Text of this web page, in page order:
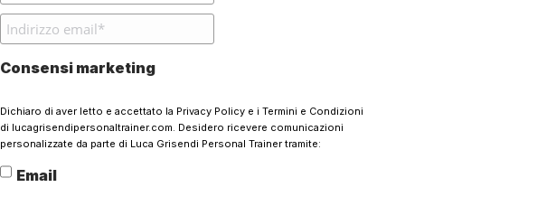
Consensi marketing
Dichiaro di aver letto e accettato la Privacy Policy e iTermini e Condizioni
di lucagrisendipersonaltrainer.com. Desidero ricevere comunicazioni
personalizzate da parte di Luca Grisendi Personal Trainer tramite:
Email